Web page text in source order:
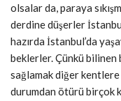
olsalar da, paraya
derdine düşerler
hazırda İstanbul’da
beklerler. Çünkü bilinen
sağlamak diğer kentlere
durumdan ötürü birçok